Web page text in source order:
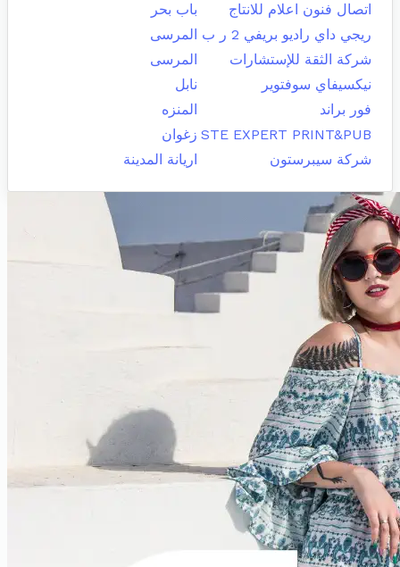
اتصال فنون اعلام للانتاج
باب بحر
ريجي داي راديو بريفي 2 ر ب
المرسى
شركة الثقة للإستشارات
المرسى
نيكسيفاي سوفتوير
نابل
فور براند
المنزه
STE EXPERT PRINT&PUB زغوان
شركة سيبرستون
اريانة المدينة